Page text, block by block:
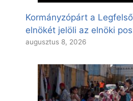
Kormányzópárt a
elnökét jelöli az elnöki
augusztus 8, 2026